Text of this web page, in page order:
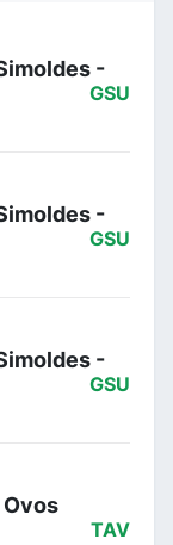
-
GSU
-
GSU
-
GSU
TAV